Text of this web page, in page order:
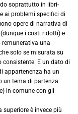
soprattutto in libri-
ai problemi specifici di
opere di narrativa di
i costi ridotti) e
una
solo se misurata su
E un dato di
appartenenza ha un
un tema di partenza
in comune con gli
è invece più